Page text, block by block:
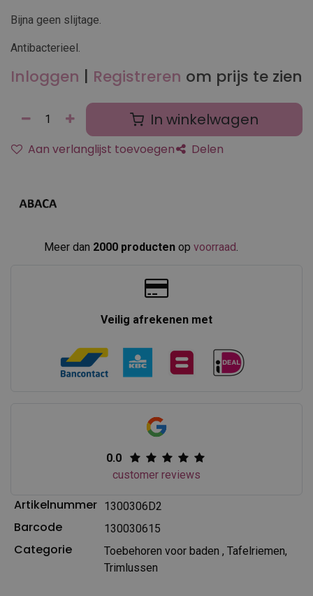
Bijna geen slijtage.
Antibacterieel.
Inloggen | Registreren om prijs te zien
In winkelwagen
Aan verlanglijst toevoegen Delen
Meer dan 2000 producten op voorraad.​
Veilig afrekenen met
0.0
customer reviews
Artikelnummer 1300306D2
Barcode 130030615
Categorie Toebehoren voor baden , Tafelriemen,
Trimlussen